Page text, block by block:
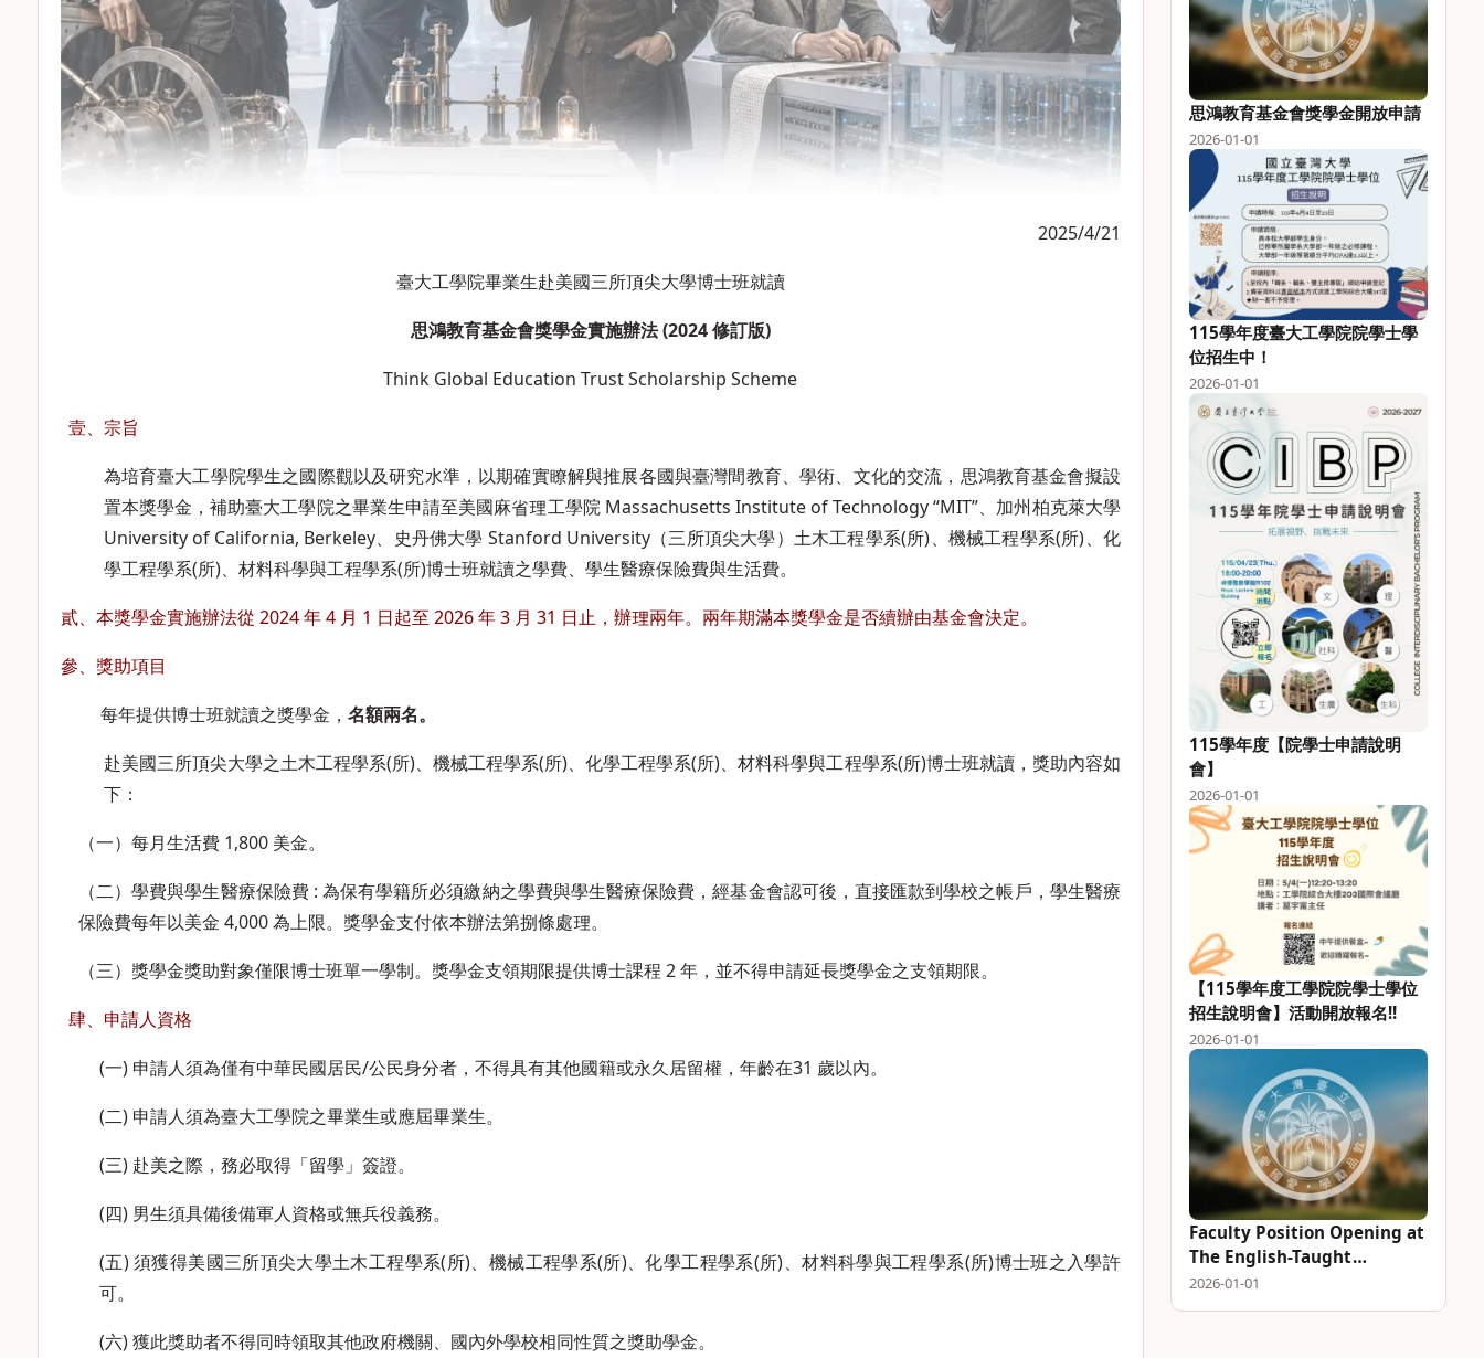
2025/4/21
臺大工學院畢業生赴美國三所頂尖大學博士班就讀
思鴻教育基金會獎學金實施辦法 (2024修訂版)
Think Global Education Trust Scholarship Scheme
壹、宗旨
為培育臺大工學院學生之國際觀以及研究水準，以期確實瞭解與推展各國與臺灣間教育、學術、文化的交流，思鴻教育基金會擬設
置本獎學金，補助臺大工學院之畢業生申請至美國麻省理工學院 Massachusetts Institute of Technology “MIT”、加州柏克萊大學
University of California, Berkeley、史丹佛大學 Stanford University（三所頂尖大學）土木工程學系(所)、機械工程學系(所)、化
學工程學系(所)、材料科學與工程學系(所)博士班就讀之學費、學生醫療保險費與生活費。
貳、本獎學金實施辦法從 2024 年 4 月 1 日起至 2026 年 3 月 31 日止，辦理兩年。兩年期滿本獎學金是否續辦由基金會決定。
參、獎助項目
每年提供博士班就讀之獎學金， 名額兩名。
赴美國三所頂尖大學之土木工程學系(所)、機械工程學系(所)、化學工程學系(所)、材料科學與工程學系(所)博士班就讀，獎助內容如
下：
（一）每月生活費 1,800 美金。
（二）學費與學生醫療保險費 : 為保有學籍所必須繳納之學費與學生醫療保險費，經基金會認可後，直接匯款到學校之帳戶，學生醫療
保險費每年以美金 4,000 為上限。獎學金支付依本辦法第捌條處理。
（三）獎學金獎助對象僅限博士班單一學制。獎學金支領期限提供博士課程 2 年，並不得申請延長獎學金之支領期限。
肆、申請人資格
(一) 申請人須為僅有中華民國居民/公民身分者，不得具有其他國籍或永久居留權，年齡在31 歲以內。
(二) 申請人須為臺大工學院之畢業生或應屆畢業生。
(三) 赴美之際，務必取得「留學」簽證。
(四) 男生須具備後備軍人資格或無兵役義務。
(五) 須獲得美國三所頂尖大學土木工程學系(所)、機械工程學系(所)、化學工程學系(所)、材料科學與工程學系(所)博士班之入學許
可。
(六) 獲此獎助者不得同時領取其他政府機關、國內外學校相同性質之獎助學金。
思鴻教育基金會獎學金開放申請
2026-01-01
115學年度臺大工學院院學士學
位招生中！
2026-01-01
115學年度【院學士申請說明
會】
2026-01-01
【115學年度工學院院學士學位
招生說明會】活動開放報名!!
2026-01-01
Faculty Position Opening at
The English-Taught
Intelligent Engineering and
2026-01-01